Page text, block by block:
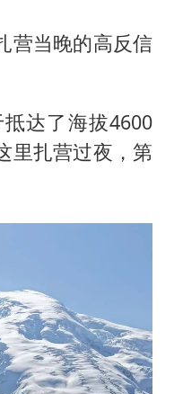
营当晚的高反信
达了海拔4600
里扎营过夜，第